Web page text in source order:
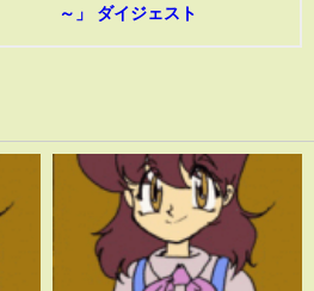
～」 ダイジェスト